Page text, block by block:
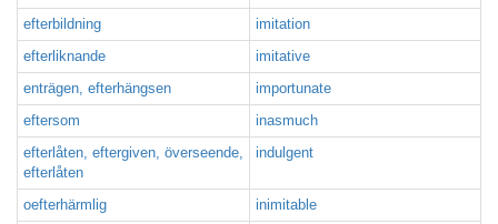
efterbildning
imitation
efterliknande
imitative
enträgen, efterhängsen
importunate
eftersom
inasmuch
efterlåten, eftergiven, överseende,
efterlåten
indulgent
oefterhärmlig
inimitable